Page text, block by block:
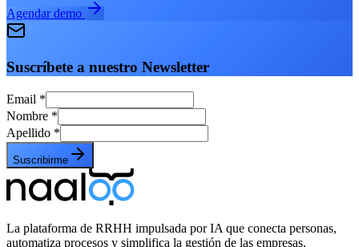
Agendar demo
Suscríbete a nuestro Newsletter
Email *
Nombre *
Apellido *
Suscribirme
La plataforma de RRHH impulsada por IA que conecta personas,
automatiza procesos y simplifica la gestión de las empresas.